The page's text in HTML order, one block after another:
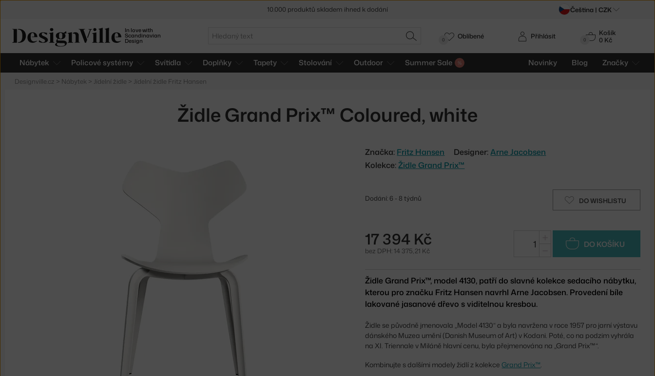
In love with
Scandinavian
Design
Hledat
HLEDAT 0
Košík
0 Kč
Nábytek Policové systémy Svítidla Doplňky Tapety Stolování Outdoor Summer Sale Novinky Blog Značky
Přihlásit
0 Oblíbené
Designville.cz > Nábytek > Jídelní židle > Jídelní židle Fritz Hansen
Židle Grand Prix™ Coloured, white
Značka: Fritz Hansen Designer:Arne Jacobsen
Kolekce:Židle Grand Prix™
DO WISHLISTU
Dodání: 6 - 8 týdnů
17 394 Kč
bez DPH: 14 375,21 Kč
DO KOŠÍKU
Židle Grand Prix™, model 4130, patří do slavné kolekce sedacího nábytku,
kterou pro značku Fritz Hansen navrhl Arne Jacobsen. Provedení bíle
lakované jasanové dřevo s viditelnou kresbou.
Židle se původně jmenovala „Model 4130“ a byla navržena v roce 1957 pro jarní výstavu
dánského Muzea umění (Danish Museum of Art) v Kodani. Poté, co na podzim vyhrála
na XI. Triennale v Miláně hlavní cenu, byla přejmenována na „Grand Prix™“.
Kombinujte s dalšími modely židlí z kolekce Grand Prix™.
Sleva 5 % pro odběratele newsletteru Čeština | CZK